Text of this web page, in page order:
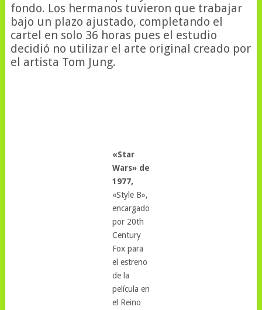
fondo. Los hermanos tuvieron que trabajar
bajo un plazo ajustado, completando el
cartel en solo 36 horas pues el estudio
decidió no utilizar el arte original creado por
el artista Tom Jung.
«Star
Wars» de
1977,
«Style B»,
encargado
por 20th
Century
Fox para
el estreno
de la
película en
el Reino